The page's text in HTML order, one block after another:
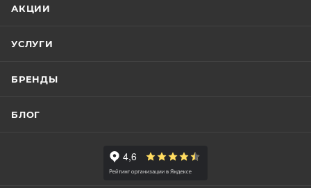
АКЦИИ
УСЛУГИ
БРЕНДЫ
БЛОГ